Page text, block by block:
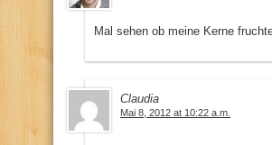
Mal sehen ob meine Kerne
Claudia
Mai 8, 2012 at 10:22 a.m.